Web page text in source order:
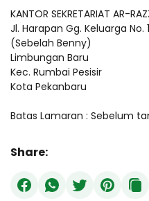
KANTOR SEKRETARIAT AR-
Jl. Harapan Gg. Keluarga No.
(Sebelah Benny)
Limbungan Baru
Kec. Rumbai Pesisir
Kota Pekanbaru
Batas Lamaran : Sebelum
Share: